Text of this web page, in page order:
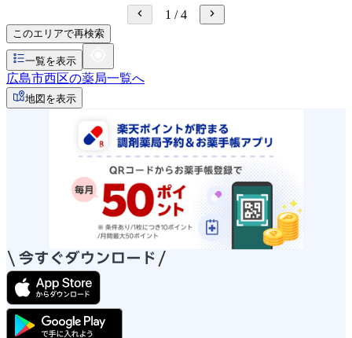
1 /4
このエリアで再検索
一覧を表示
広島市西区の薬局一覧へ
地図を表示